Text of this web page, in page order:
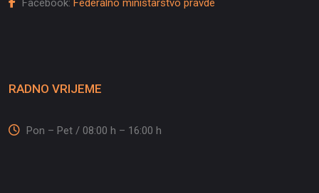
Facebook: Federalno ministarstvo pravde
RADNO VRIJEME
Pon – Pet / 08:00 h – 16:00 h